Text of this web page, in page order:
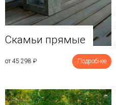
Скамьи прямые
от 45 298 ₽ Подробнее